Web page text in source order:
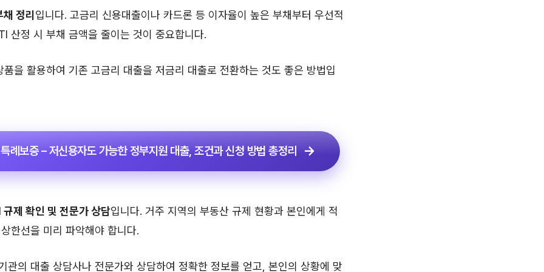
정리 입니다. 고금리 신용대출이나 카드론 등 이자율이 높은 부채부터 우선적
산정 시 부채 금액을 줄이는 것이 중요합니다.
을 활용하여 기존 고금리 대출을 저금리 대출로 전환하는 것도 좋은 방법입
례보증 – 저신용자도 가능한 정부지원 대출, 조건과 신청 방법 총정리
제 확인 및 전문가 상담입니다. 거주 지역의 부동산 규제 현황과 본인에게 적
한선을 미리 파악해야 합니다.
관의 대출 상담사나 전문가와 상담하여 정확한 정보를 얻고, 본인의 상황에 맞